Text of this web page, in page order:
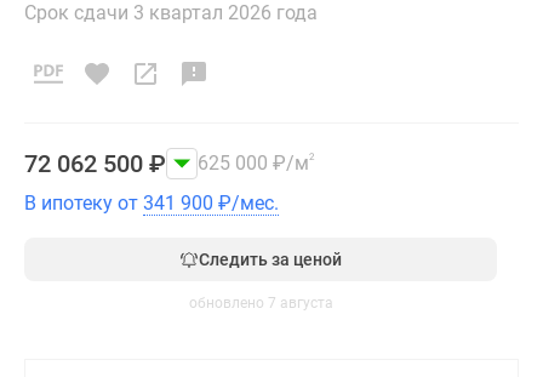
Срок сдачи 3 квартал 2026 года
72 062 500 ₽ 625 000 ₽/м2
В ипотеку от 341 900 ₽/мес.
Следить за ценой
обновлено 7 августа